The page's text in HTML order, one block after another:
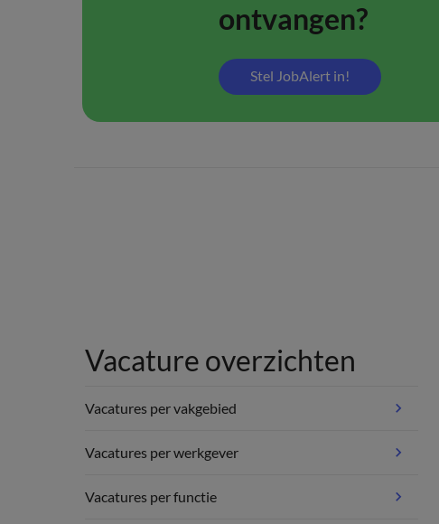
ontvangen?
Stel JobAlert in!
Vacature overzichten
Vacatures per vakgebied
Vacatures per werkgever
Vacatures per functie